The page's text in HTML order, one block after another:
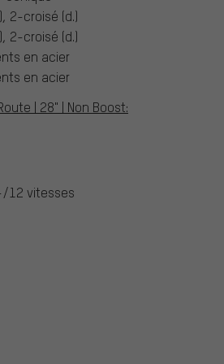
2-croisé (d.)
2-croisé (d.)
en acier
en acier
| 28" | Non Boost:
vitesses